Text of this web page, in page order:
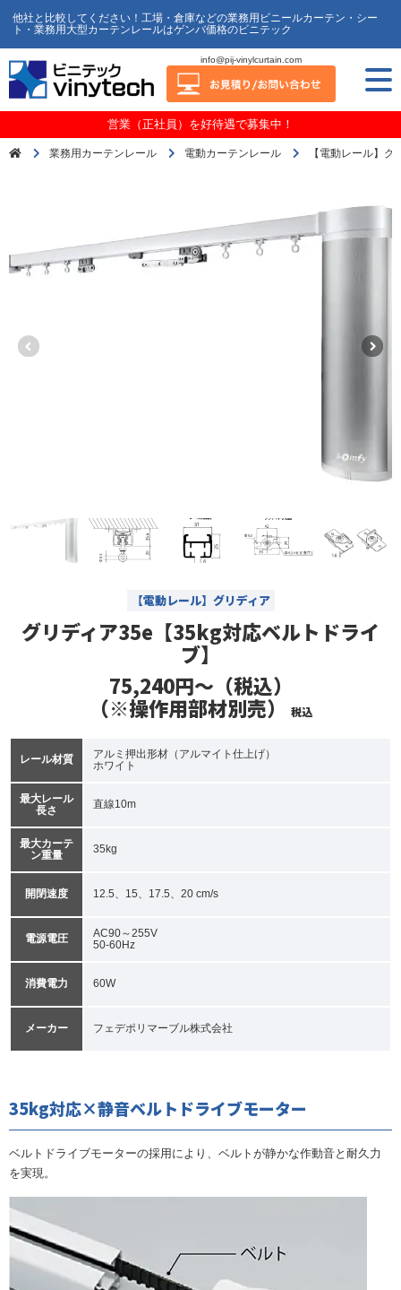
他社と比較してください！工場・倉庫などの業務用ビニールカーテン・シー
ト・業務用大型カーテンレールはゲンバ価格のビニテック
info@pij-vinylcurtain.com
営業（正社員）を好待遇で募集中！
業務用カーテンレール 電動カーテンレール 【電動レール】グ
【電動レール】グリディア
グリディア35e【35kg対応ベルトドライ
ブ】
75,240円～（税込）
（※操作用部材別売） 税込
レール材質
アルミ押出形材（アルマイト仕上げ）
ホワイト
最大レール
長さ
直線10m
最大カーテ
ン重量
35kg
開閉速度 12.5、15、17.5、20 cm/s
電源電圧
AC90～255V
50-60Hz
消費電力 60W
メーカー フェデポリマーブル株式会社
35kg対応×静音ベルトドライブモーター
ベルトドライブモーターの採用により、ベルトが静かな作動音と耐久力
を実現。